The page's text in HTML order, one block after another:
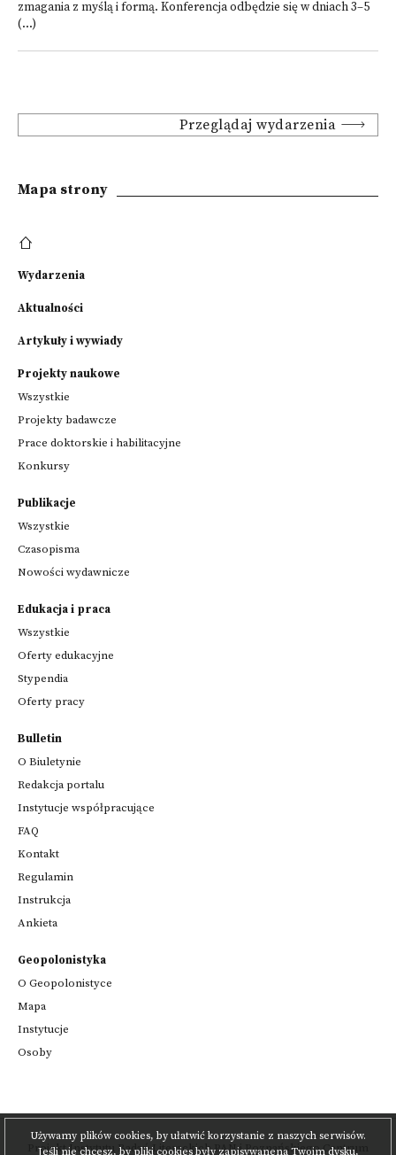
zmagania z myślą i formą. Konferencja odbędzie się w dniach 3–5
(...)
Przeglądaj wydarzenia
Używamy plików cookies, by ułatwić korzystanie z naszych serwisów.
Jeśli nie chcesz, by pliki cookies były zapisywanena Twoim dysku,
Mapa strony
Wydarzenia
Aktualności
Artykuły i wywiady
Projekty naukowe
Wszystkie
Projekty badawcze
Prace doktorskie i habilitacyjne
Konkursy
Publikacje
Wszystkie
Czasopisma
Nowości wydawnicze
Edukacja i praca
Wszystkie
Oferty edukacyjne
Stypendia
Oferty pracy
Bulletin
O Biuletynie
Redakcja portalu
Instytucje współpracujące
FAQ
Kontakt
Regulamin
Instrukcja
Ankieta
Geopolonistyka
O Geopolonistyce
Mapa
Instytucje
Osoby
ProjektInstytutu Badań Literackich PANiPoznańskiego Centrum